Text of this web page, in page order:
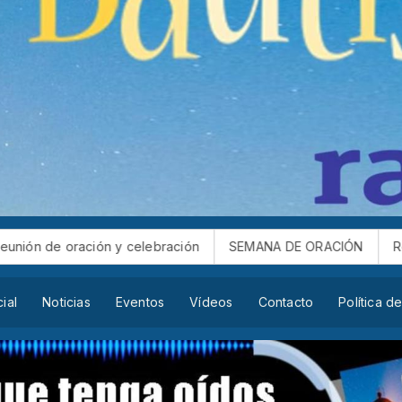
y celebración SEMANA DE ORACIÓN Reunión de
Noticias Eventos Vídeos Contacto Política